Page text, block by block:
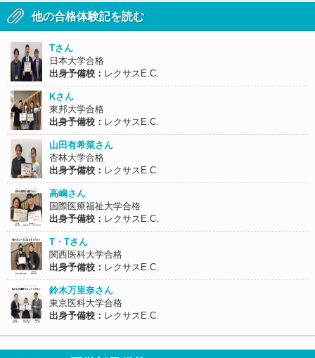
他の合格体験記を読む
Tさん
日本大学合格
出身予備校： レクサスE.C.
Kさん
東邦大学合格
出身予備校： レクサスE.C.
山田有希菜さん
杏林大学合格
出身予備校： レクサスE.C.
高嶋さん
国際医療福祉大学合格
出身予備校： レクサスE.C.
T・Tさん
関西医科大学合格
出身予備校： レクサスE.C.
鈴木万里奈さん
東京医科大学合格
出身予備校： レクサスE.C.